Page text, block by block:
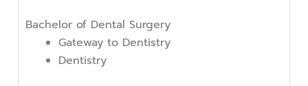
Bachelor of Dental Surgery
Gateway to Dentistry
Dentistry